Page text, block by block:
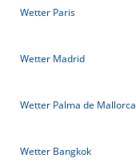
Wetter Paris
Wetter Madrid
Wetter Palma de Mallorca
Wetter Bangkok